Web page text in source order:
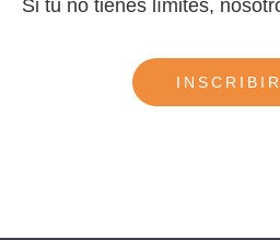
Si tú no tienes límites,